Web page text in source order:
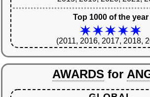
Top 1000 of the year
(2011, 2016, 2017, 2018,
AWARDS for